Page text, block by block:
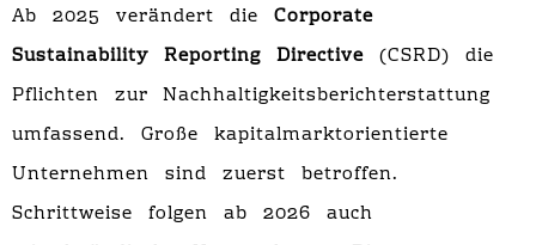
Ab 2025 verändert die Corporate
Sustainability Reporting Directive (CSRD) die
Pflichten zur Nachhaltigkeitsberichterstattung
umfassend. Große kapitalmarktorientierte
Unternehmen sind zuerst betroffen.
Schrittweise folgen ab 2026 auch